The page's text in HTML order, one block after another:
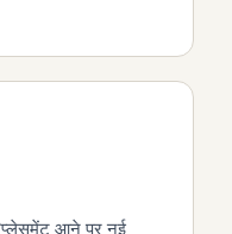
आने पर नई